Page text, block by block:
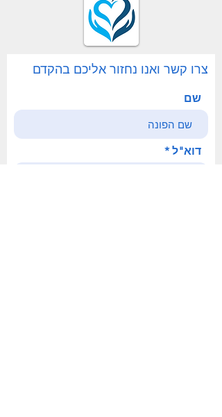
צרו קשר ואנו נחזור אליכם בהקדם
שם
דוא"ל